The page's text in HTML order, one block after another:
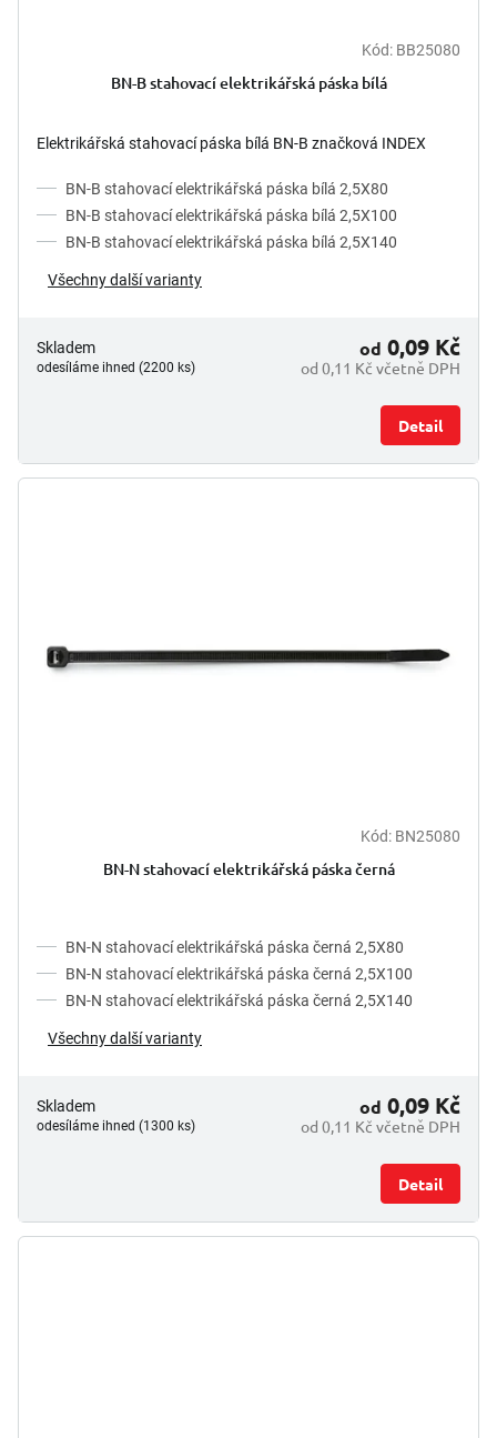
Kód: BB25080
BN-B stahovací elektrikářská páska bílá
Elektrikářská stahovací páska bílá BN-B značková INDEX
BN-B stahovací elektrikářská páska bílá 2,5X80
BN-B stahovací elektrikářská páska bílá 2,5X100
BN-B stahovací elektrikářská páska bílá 2,5X140
Všechny další varianty
Skladem
odesíláme ihned (2200 ks) od 0,11 Kč včetně DPH
od 0,09 Kč
Detail
hodnocení
z
Kód: BN25080
BN-N stahovací elektrikářská páska černá
BN-N stahovací elektrikářská páska černá 2,5X80
BN-N stahovací elektrikářská páska černá 2,5X100
BN-N stahovací elektrikářská páska černá 2,5X140
Všechny další varianty
Skladem
odesíláme ihned (1300 ks) od 0,11 Kč včetně DPH
od 0,09 Kč
Detail